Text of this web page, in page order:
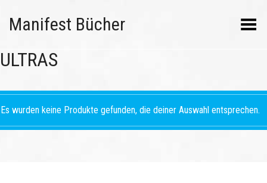
Manifest Bücher Menü umschalten
ULTRAS
Es wurden keine Produkte gefunden, die deiner Auswahl entsprechen.